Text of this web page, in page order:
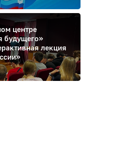
центре
будущего»
лекция